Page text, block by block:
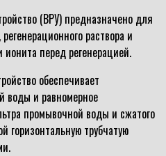
(ВРУ) предназначено для
раствора и
перед регенерацией.
обеспечивает
воды и равномерное
промывочной воды и сжатого
горизонтальную трубчатую